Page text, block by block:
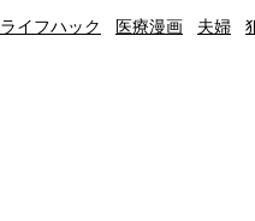
ライフハック 医療漫画 夫婦